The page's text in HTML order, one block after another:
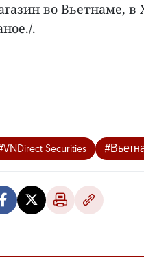
во Вьетнаме,
.
Securities